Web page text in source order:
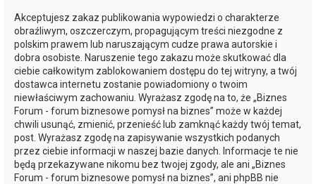
Akceptujesz zakaz publikowania wypowiedzi o charakterze
obraźliwym, oszczerczym, propagującym treści niezgodne z
polskim prawem lub naruszającym cudze prawa autorskie i
dobra osobiste. Naruszenie tego zakazu może skutkować dla
ciebie całkowitym zablokowaniem dostępu do tej witryny, a twój
dostawca internetu zostanie powiadomiony o twoim
niewłaściwym zachowaniu. Wyrażasz zgodę na to, że „Biznes
Forum - forum biznesowe pomysł na biznes” może w każdej
chwili usunąć, zmienić, przenieść lub zamknąć każdy twój temat,
post. Wyrażasz zgodę na zapisywanie wszystkich podanych
przez ciebie informacji w naszej bazie danych. Informacje te nie
będą przekazywane nikomu bez twojej zgody, ale ani „Biznes
Forum - forum biznesowe pomysł na biznes”, ani phpBB nie